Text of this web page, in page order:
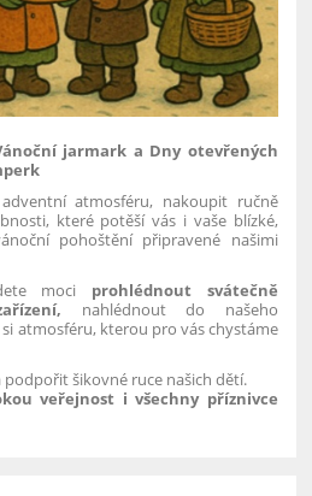
jarmark a Dny otevřených
atmosféru, nakoupit ručně
které potěší vás i vaše blízké,
pohoštění připravené našimi
moci prohlédnout svátečně
nahlédnout do našeho
atmosféru, kterou pro vás chystáme
podpořit šikovné ruce našich dětí.
veřejnost i všechny příznivce